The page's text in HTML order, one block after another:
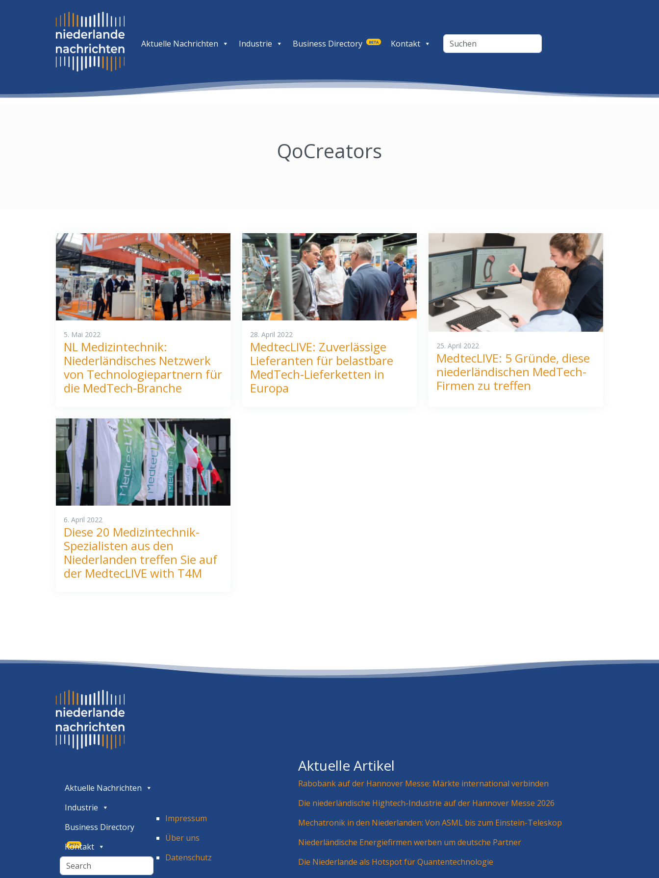
Aktuelle Nachrichten Industrie Business Directory BETA Kontakt
QoCreators
5. Mai 2022
NL Medizintechnik:
Niederländisches Netzwerk
von Technologiepartnern für
die MedTech-Branche
28. April 2022
MedtecLIVE: Zuverlässige
Lieferanten für belastbare
MedTech-Lieferketten in
Europa
25. April 2022
MedtecLIVE: 5 Gründe, diese
niederländischen MedTech-
Firmen zu treffen
6. April 2022
Diese 20 Medizintechnik-
Spezialisten aus den
Niederlanden treffen Sie auf
der MedtecLIVE with T4M
Aktuelle Nachrichten
Industrie
Business Directory
BETA
Kontakt
Impressum
Über uns
Datenschutz
Aktuelle Artikel
Rabobank auf der Hannover Messe: Märkte international verbinden
Die niederländische Hightech-Industrie auf der Hannover Messe 2026
Mechatronik in den Niederlanden: Von ASML bis zum Einstein-Teleskop
Niederländische Energiefirmen werben um deutsche Partner
Die Niederlande als Hotspot für Quantentechnologie